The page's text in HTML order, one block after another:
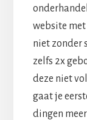
website
niet zonder
zelfs 2x
deze niet
gaat je
dingen